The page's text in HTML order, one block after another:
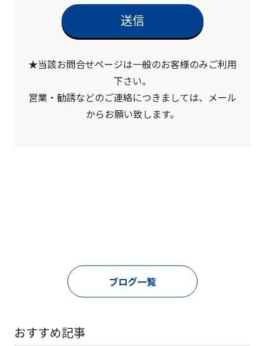
★当該お問合せページは一般のお客様のみご利用
下さい。
営業・勧誘などのご連絡につきましては、メール
からお願い致します。
ブログ一覧
おすすめ記事